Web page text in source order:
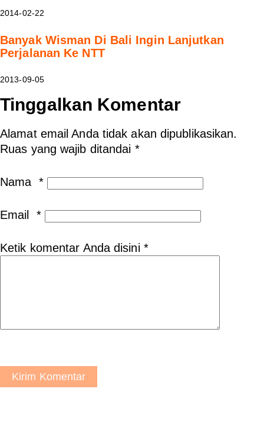
2014-02-22
Banyak Wisman Di Bali Ingin Lanjutkan
Perjalanan Ke NTT
2013-09-05
Tinggalkan Komentar
Alamat email Anda tidak akan dipublikasikan.
Ruas yang wajib ditandai *
Nama *
Email *
Ketik komentar Anda disini*
Kirim Komentar